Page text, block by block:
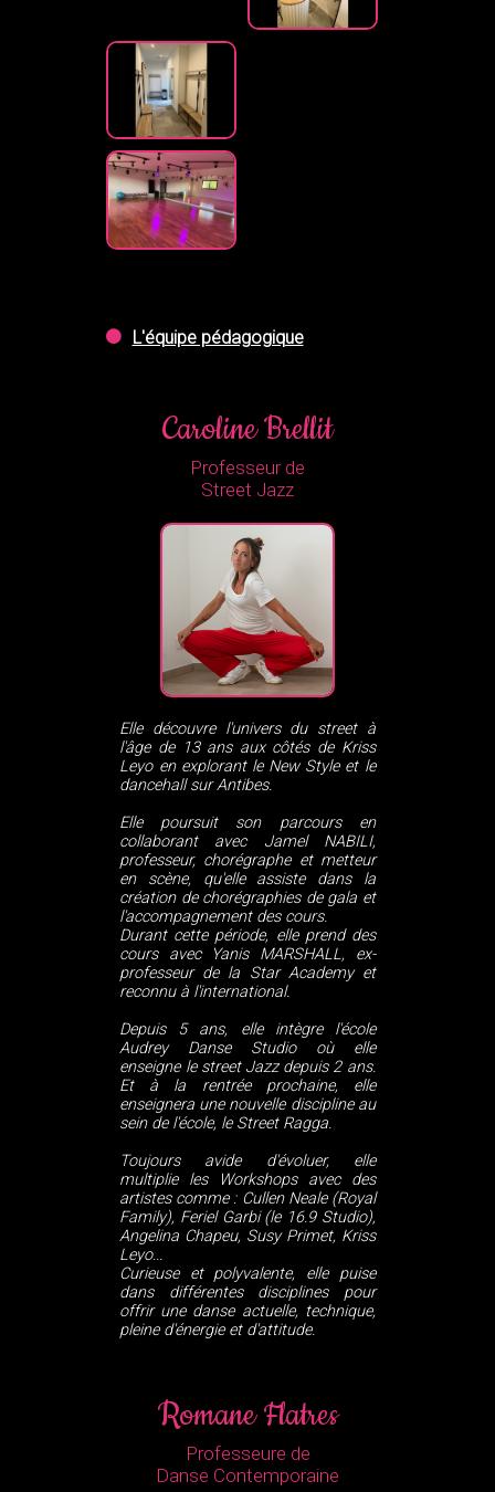
L'équipe pédagogique
Caroline Brellit
Professeur de
Street Jazz
Elle découvre l'univers du street à
l'âge de 13 ans aux côtés de Kriss
Leyo en explorant le New Style et le
dancehall sur Antibes.
Elle poursuit son parcours en
collaborant avec Jamel NABILI,
professeur, chorégraphe et metteur
en scène, qu'elle assiste dans la
création de chorégraphies de gala et
l'accompagnement des cours.
Durant cette période, elle prend des
cours avec Yanis MARSHALL, ex-
professeur de la Star Academy et
reconnu à l'international.
Depuis 5 ans, elle intègre l'école
Audrey Danse Studio où elle
enseigne le street Jazz depuis 2 ans.
Et à la rentrée prochaine, elle
enseignera une nouvelle discipline au
sein de l'école, le Street Ragga.
Toujours avide d'évoluer, elle
multiplie les Workshops avec des
artistes comme : Cullen Neale (Royal
Family), Feriel Garbi (le 16.9 Studio),
Angelina Chapeu, Susy Primet, Kriss
Leyo...
Curieuse et polyvalente, elle puise
dans différentes disciplines pour
offrir une danse actuelle, technique,
pleine d'énergie et d'attitude.
Romane Flatres
Professeure de
Danse Contemporaine